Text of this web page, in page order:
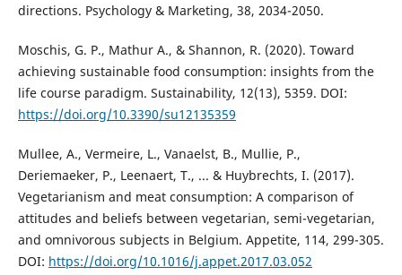
directions. Psychology & Marketing, 38, 2034-2050.
Moschis, G. P., Mathur A., & Shannon, R. (2020). Toward
achieving sustainable food consumption: insights from the
life course paradigm. Sustainability, 12(13), 5359. DOI:
https://doi.org/10.3390/su12135359
Mullee, A., Vermeire, L., Vanaelst, B., Mullie, P.,
Deriemaeker, P., Leenaert, T., ... & Huybrechts, I. (2017).
Vegetarianism and meat consumption: A comparison of
attitudes and beliefs between vegetarian, semi-vegetarian,
and omnivorous subjects in Belgium. Appetite, 114, 299-305.
DOI: https://doi.org/10.1016/j.appet.2017.03.052